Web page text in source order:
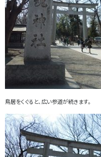
鳥居をくぐると、広い参道が続きます。